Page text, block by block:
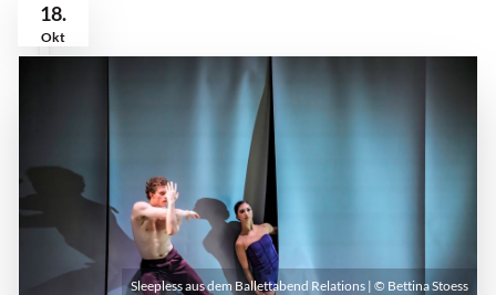
18.
Okt
Sleepless aus dem Ballettabend Relations | © Bettina Stoess